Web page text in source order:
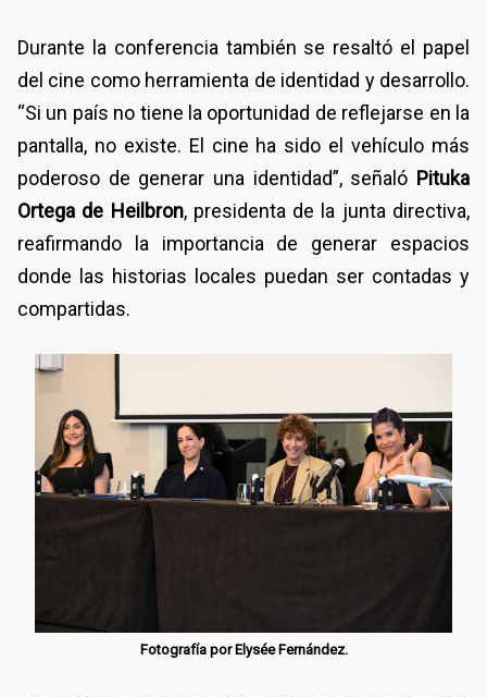
Durante la conferencia también se resaltó el papel
del cine como herramienta de identidad y desarrollo.
“Si un país no tiene la oportunidad de reflejarse en la
pantalla, no existe. El cine ha sido el vehículo más
poderoso de generar una identidad”, señaló Pituka
Ortega de Heilbron, presidenta de la junta directiva,
reafirmando la importancia de generar espacios
donde las historias locales puedan ser contadas y
compartidas.
Fotografía por Elysée Fernández.